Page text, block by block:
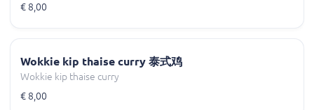
€ 8,00
Wokkie kip thaise curry 泰式鸡
Wokkie kip thaise curry
€ 8,00